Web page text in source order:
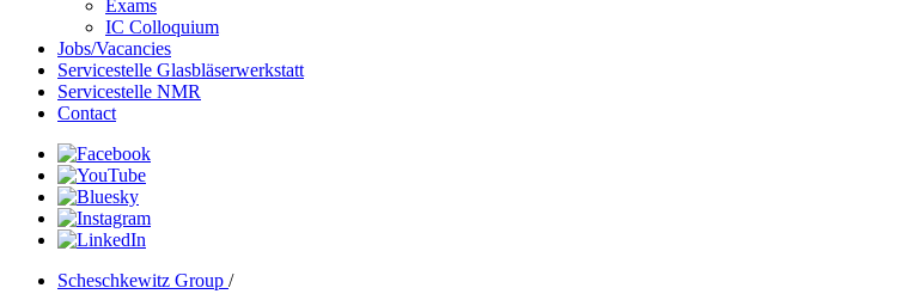
Exams
IC Colloquium
Jobs/Vacancies
Servicestelle Glasbläserwerkstatt
Servicestelle NMR
Contact
Scheschkewitz Group /